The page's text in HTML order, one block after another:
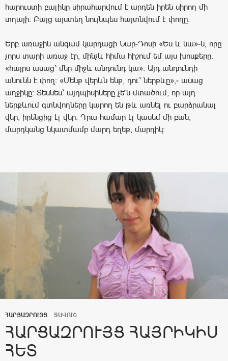
հարուստի բալիկը սիրահարվում է արդեն իրեն սիրող մի
տղայի: Բայց այստեղ նույնպես հայտնվում է փողը:
Երբ առաջին անգամ կարդացի Նար-Դոսի «Ես և նա»-ն, որը
չորս տարի առաջ էր, մինչև հիմա հիշում եմ այս խոսքերը.
«հայրս ասաց՝ մեր միջև անդունդ կա»: Այդ անդունդի
անունն է փող: «Մենք վերևն ենք, դու՝ ներքևը»,- ասաց
աղջիկը: Տեսնես՝ այդպիսիները չե՞ն մտածում, որ այդ
ներքևում գտնվողները կարող են թև առնել ու բարձրանալ
վեր, իրենցից էլ վեր: Դրա համար էլ կասեմ մի բան,
մարդկանց նկատմամբ մարդ եղեք, մարդիկ:
ՀԱՐՑԱԶՐՈՒՅՑ ՏԱՎՈՒՇ
ՀԱՐՑԱԶՐՈՒՅՑ ՀԱՅՐԻԿԻՍ
ՀԵՏ